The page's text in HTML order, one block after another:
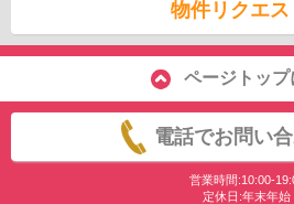
物件リクエス
ページトップ
電話でお問い
営業時間:10:00-
定休日:年末年始